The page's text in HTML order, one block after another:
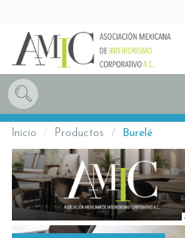
Inicio Productos Burelé